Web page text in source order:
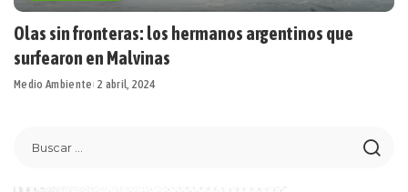
Olas sin fronteras: los hermanos argentinos que
surfearon en Malvinas
Medio Ambiente 2 abril, 2024